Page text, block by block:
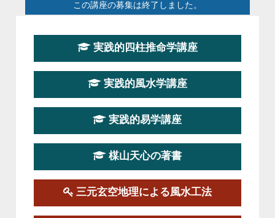
この講座の募集は終了しました。
第１９期立命塾『実践的易学講座』
2026-08-22～2026-10-25
第19期立命塾実践的四柱推命学講座
2026-03-20～2026-07-19
第１９期立命塾実践的風水学講座
この講座の募集は終了しました。
実践的四柱推命学講座
実践的風水学講座
実践的易学講座
楳山天心の著書
三元玄空地理による風水工法